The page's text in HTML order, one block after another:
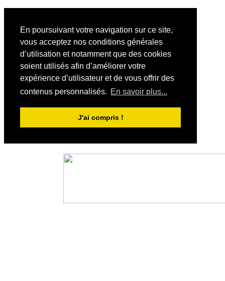
En poursuivant votre navigation sur ce site,
vous acceptez nos conditions générales
d’utilisation et notamment que des cookies
soient utilisés afin d’améliorer votre
expérience d’utilisateur et de vous offrir des
contenus personnalisés. En savoir plus...
J'ai compris !